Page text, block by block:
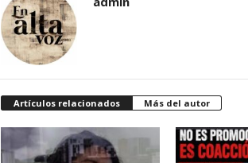
Artículos relacionados Más del autor